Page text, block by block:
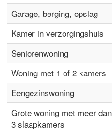
Garage, berging, opslag
Kamer in verzorgingshuis
Seniorenwoning
Woning met 1 of 2 kamers
Eengezinswoning
Grote woning met meer dan
3 slaapkamers